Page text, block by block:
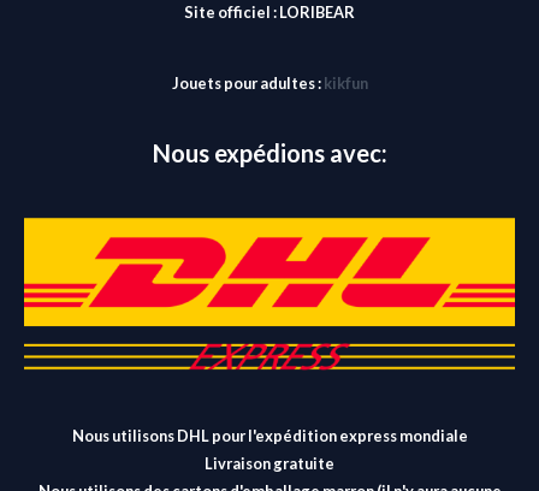
Site officiel :LORIBEAR
Jouets pour adultes : kikfun
Nous expédions avec:
Nous utilisons DHL pour l'expédition express mondiale
Livraison gratuite